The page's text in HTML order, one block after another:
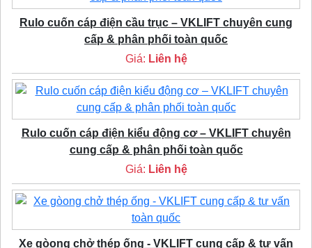
Rulo cuốn cáp điện cầu trục – VKLIFT chuyên cung
cấp & phân phối toàn quốc
Giá: Liên hệ
Rulo cuốn cáp điện kiểu động cơ – VKLIFT chuyên
cung cấp & phân phối toàn quốc
Giá: Liên hệ
Xe gòong chở thép ống - VKLIFT cung cấp & tư vấn